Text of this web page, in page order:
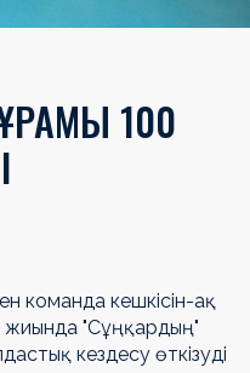
100
команда кешкісін-ақ
жиында "Сұңқардың"
кездесу өткізуді